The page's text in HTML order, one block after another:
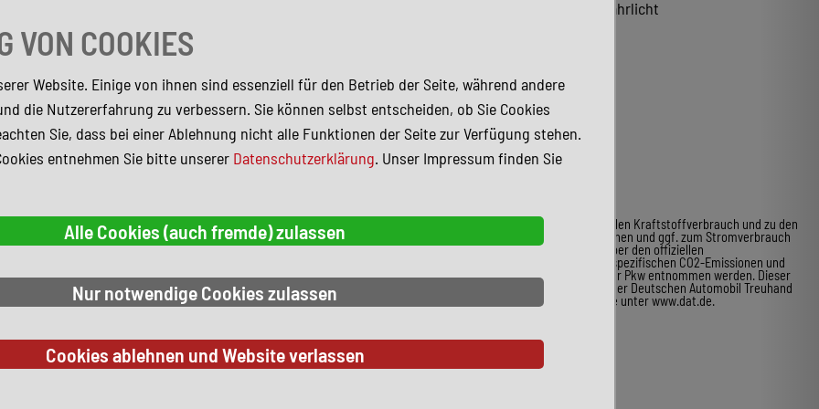
Metallic)
LED-Tagfahrlicht
* Weitere Informationen zum offiziellen Kraftstoffverbrauch und zu den
offiziellen spezifischen CO2-Emissionen und ggf. zum Stromverbrauch
neuer Pkw können dem Leitfaden über den offiziellen
Kraftstoffverbrauch, die offiziellen spezifischen CO2-Emissionen und
den offiziellen Stromverbrauch neuer Pkw entnommen werden. Dieser
ist an allen Verkaufsstellen und bei der Deutschen Automobil Treuhand
GmbH unentgeltlich erhältlich, sowie unter www.dat.de.
VON COOKIES
Website. Einige von ihnen sind essenziell für den Betrieb der Seite, während andere
die Nutzererfahrung zu verbessern. Sie können selbst entscheiden, ob Sie Cookies
Sie, dass bei einer Ablehnung nicht alle Funktionen der Seite zur Verfügung stehen.
entnehmen Sie bitte unserer Datenschutzerklärung. Unser Impressum finden Sie